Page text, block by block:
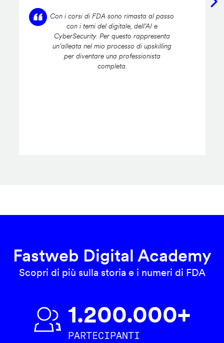
Con i corsi di FDA sono rimasta al passo
con i temi del digitale, dell’AI e
CyberSecurity. Per questo rappresenta
un’alleata nel mio processo di upskilling
per diventare una professionista
completa.
Fastweb Digital Academy
Scopri di più sulla storia e i numeri di FDA
1.200.000+
PARTECIPANTI